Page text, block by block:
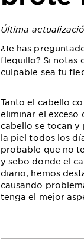
Última
¿Te has
flequillo? Si notas
culpable sea tu
Tanto el cabello
eliminar el exceso
cabello se tocan y
la piel todos los
probable que no
y sebo donde el
diario, hemos
causando
tenga el mejor